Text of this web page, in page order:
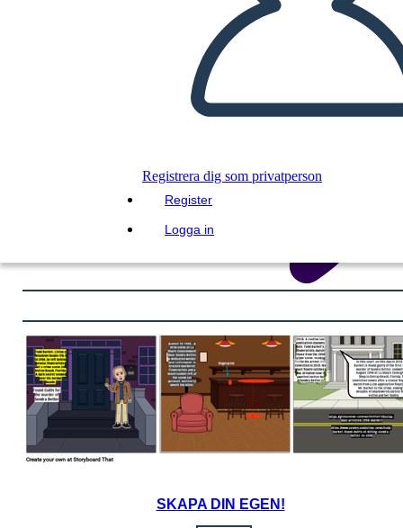
Registrera dig som privatperson
Register
Logga in
SKAPA DIN EGEN!